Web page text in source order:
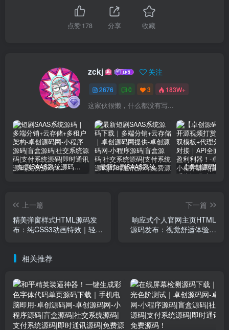
点赞178 分享 收藏
zckj 关注
2676 0 3 183W+
这家伙很懒，什么都没有写...
短剧SAAS系统源码｜多端分销+云存储+多租户架构 最新短剧SAAS系统源码下载｜多端分销+云存储｜卓创源码网提供
上一篇
精美弹窗样式HTML源码发
布：纯CSS3动画特效｜轻量
下一篇
响应式个人官网主页HTML
源码发布：视觉舒适体验｜
相关推荐